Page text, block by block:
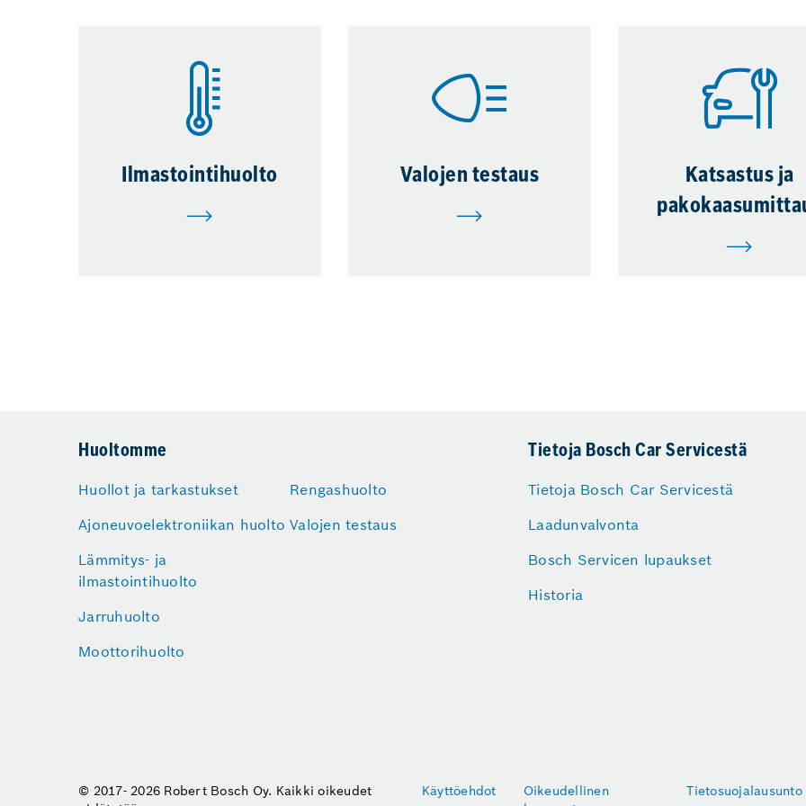
Ilmastointihuolto Valojen testaus
Katsastus ja
Huoltomme
Huollot ja tarkastukset
Ajoneuvoelektroniikan huolto
Lämmitys- ja
ilmastointihuolto
Jarruhuolto
Moottorihuolto
Rengashuolto
Valojen testaus
Tietoja Bosch Car Servicestä
Tietoja Bosch Car Servicestä
Laadunvalvonta
Bosch Servicen lupaukset
Historia
© 2017- 2026 Robert Bosch Oy. Kaikki oikeudet
Käyttöehdot
Oikeudellinen
Tietosuojalausunto